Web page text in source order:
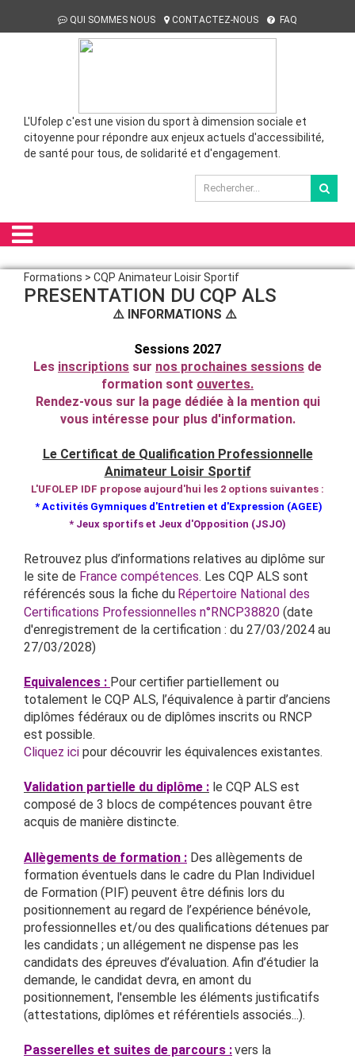
QUI SOMMES NOUS CONTACTEZ-NOUS FAQ
L'Ufolep c'est une vision du sport à dimension sociale et
citoyenne pour répondre aux enjeux actuels d'accessibilité,
de santé pour tous, de solidarité et d'engagement.
Formations > CQP Animateur Loisir Sportif
PRESENTATION DU CQP ALS
⚠️ INFORMATIONS ⚠️
Sessions 2027
Les inscriptions sur nos prochaines sessions de
formation sont ouvertes.
Rendez-vous sur la page dédiée à la mention qui
vous intéresse pour plus d'information.
Le Certificat de Qualification Professionnelle
Animateur Loisir Sportif
L'UFOLEP IDF propose aujourd'hui les 2 options suivantes :
* Activités Gymniques d'Entretien et d'Expression (AGEE)
* Jeux sportifs et Jeux d'Opposition (JSJO)
Retrouvez plus d’informations relatives au diplôme sur
le site de France compétences. Les CQP ALS sont
référencés sous la fiche du Répertoire National des
Certifications Professionnelles n°RNCP38820 (date
d'enregistrement de la certification : du 27/03/2024 au
27/03/2028)
Equivalences : Pour certifier partiellement ou
totalement le CQP ALS, l’équivalence à partir d’anciens
diplômes fédéraux ou de diplômes inscrits ou RNCP
est possible.
Cliquez ici pour découvrir les équivalences existantes.
Validation partielle du diplôme : le CQP ALS est
composé de 3 blocs de compétences pouvant être
acquis de manière distincte.
Allègements de formation : Des allègements de
formation éventuels dans le cadre du Plan Individuel
de Formation (PIF) peuvent être définis lors du
positionnement au regard de l’expérience bénévole,
professionnelles et/ou des qualifications détenues par
les candidats ; un allégement ne dispense pas les
candidats des épreuves d’évaluation. Afin d’étudier la
demande, le candidat devra, en amont du
positionnement, l'ensemble les éléments justificatifs
(attestations, diplômes et référentiels associés...).
Passerelles et suites de parcours :vers la